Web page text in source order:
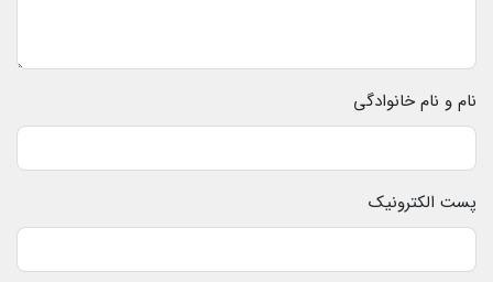
نام و نام خانوادگی
پست الکترونیک